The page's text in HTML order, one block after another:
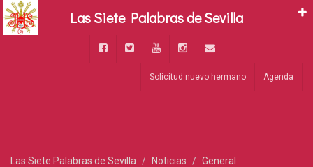
Solicitud nuevo hermano Agenda
Las Siete Palabras de Sevilla Noticias
General
Las Siete Palabras de Sevilla